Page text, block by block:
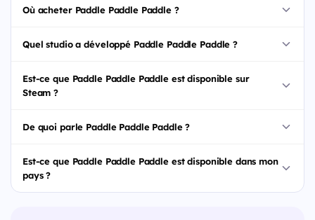
Où acheter Paddle Paddle Paddle ?
Quel studio a développé Paddle Paddle Paddle ?
Est-ce que Paddle Paddle Paddle est disponible sur
Steam ?
De quoi parle Paddle Paddle Paddle ?
Est-ce que Paddle Paddle Paddle est disponible dans mon
pays ?